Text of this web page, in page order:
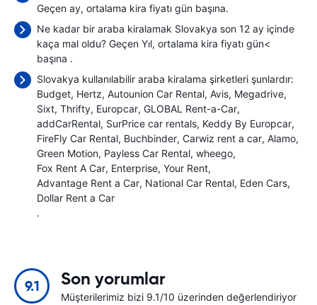
Geçen ay, ortalama kira fiyatı gün başına.
Ne kadar bir araba kiralamak Slovakya son 12 ay içinde
kaça mal oldu? Geçen Yıl, ortalama kira fiyatı gün<
başına .
Slovakya kullanılabilir araba kiralama şirketleri şunlardır:
Budget Hertz Autounion Car Rental Avis Megadrive
Sixt Thrifty Europcar GLOBAL Rent-a-Car
addCarRental SurPrice car rentals Keddy By Europcar
FireFly Car Rental Buchbinder Carwiz rent a car Alamo
Green Motion Payless Car Rental wheego
Fox Rent A Car Enterprise Your Rent
Advantage Rent a Car National Car Rental Eden Cars
Dollar Rent a Car
.
9.1 Son yorumlar
Müşterilerimiz bizi 9.1/10 üzerinden değerlendiriyor